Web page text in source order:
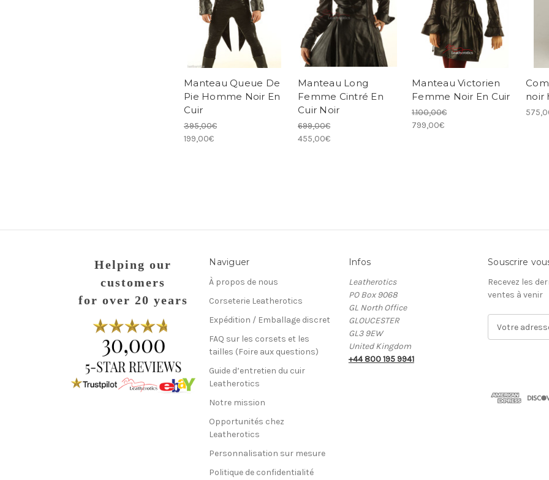
Manteau Queue De
Pie Homme Noir En
Cuir
395,00€
199,00€
Manteau Long
Femme Cintré En
Cuir Noir
699,00€
455,00€
Manteau Victorien
Femme Noir En Cuir
1.100,00€
799,00€
noir
Helping our
customers
for over 20 years
Naviguer
À propos de nous
Corseterie Leatherotics
Expédition / Emballage discret
FAQ sur les corsets et les
tailles (Foire aux questions)
Guide d’entretien du cuir
Leatherotics
Notre mission
Opportunités chez
Leatherotics
Personnalisation sur mesure
Politique de confidentialité
Infos
Leatherotics
PO Box 9068
GL North Office
GLOUCESTER
GL3 9EW
United Kingdom
+44 800 195 9941
Souscrire
Recevez les
ventes à venir
e